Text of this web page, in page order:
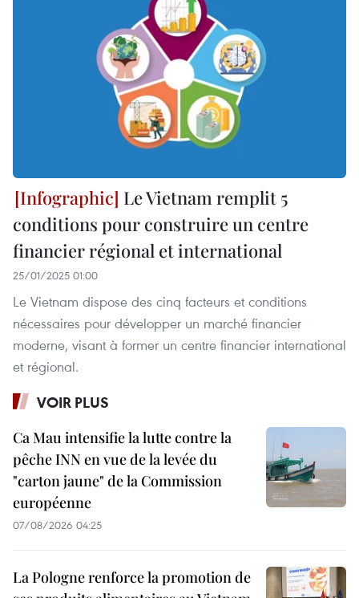
Le Vietnam remplit 5
conditions pour construire un centre
financier régional et international
25/01/2025 01:00
Le Vietnam dispose des cinq facteurs et conditions
nécessaires pour développer un marché financier
moderne, visant à former un centre financier international
et régional.
VOIR PLUS
Ca Mau intensifie la lutte contre la
pêche INN en vue de la levée du
"carton jaune" de la Commission
européenne
07/08/2026 04:25
La Pologne renforce la promotion de